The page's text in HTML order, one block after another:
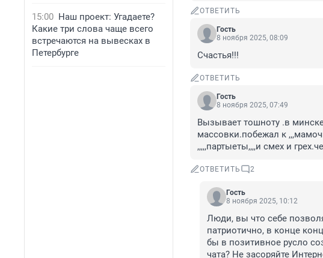
15:00 Наш проект: Угадаете?
Какие три слова чаще всего
встречаются на вывесках в
Петербурге
ОТВЕТИТЬ
Гость
8 ноября 2025, 08:09
Счастья!!!
ОТВЕТИТЬ
Гость
8 ноября 2025, 07:49
Вызывает тошноту .в
массовки.побежал к
,,,,,партыеты,,,,и смех и
ОТВЕТИТЬ 2
Гость
8 ноября 2025, 10:12
Люди, вы что себе
патриотично, в конце
бы в позитивное русло
чата? Не засоряйте